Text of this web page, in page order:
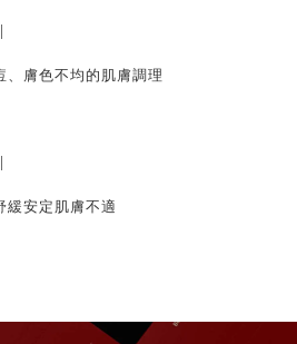
膚色不均的肌膚調理
緩安定肌膚不適